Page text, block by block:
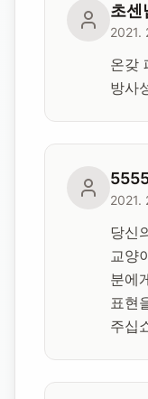
초센
2021.
온갖
방사
2021.
당신
교양
분에
표현
주십